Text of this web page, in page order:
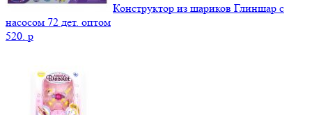
Конструктор из шариков Глиншар с
насосом 72 дет. оптом
520. p